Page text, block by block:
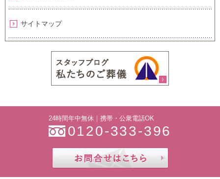
サイトマップ
24時間年中無休｜携帯・公衆電話OK
0120-333-396